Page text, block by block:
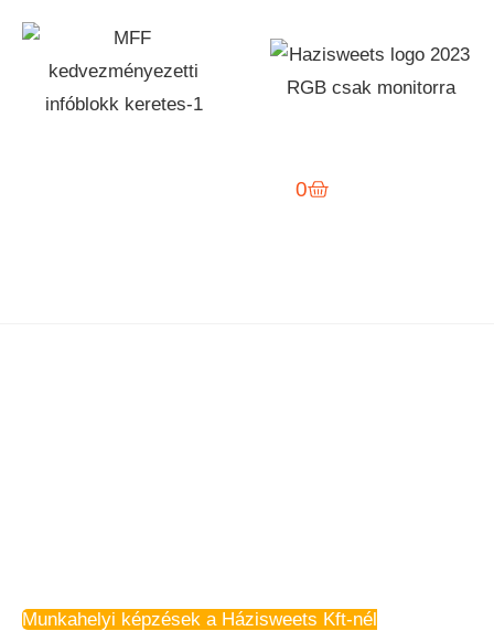
0
Munkahelyi képzések a Házisweets Kft-nél